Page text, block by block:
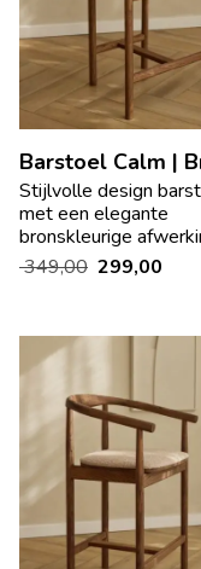
Barstoel Calm |
Stijlvolle design
met een elegante
bronskleurige
349,00 299,00